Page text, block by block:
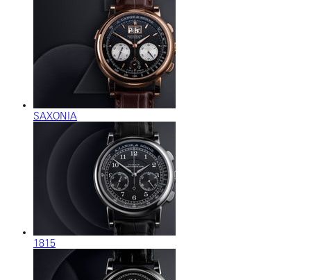
SAXONIA
1815